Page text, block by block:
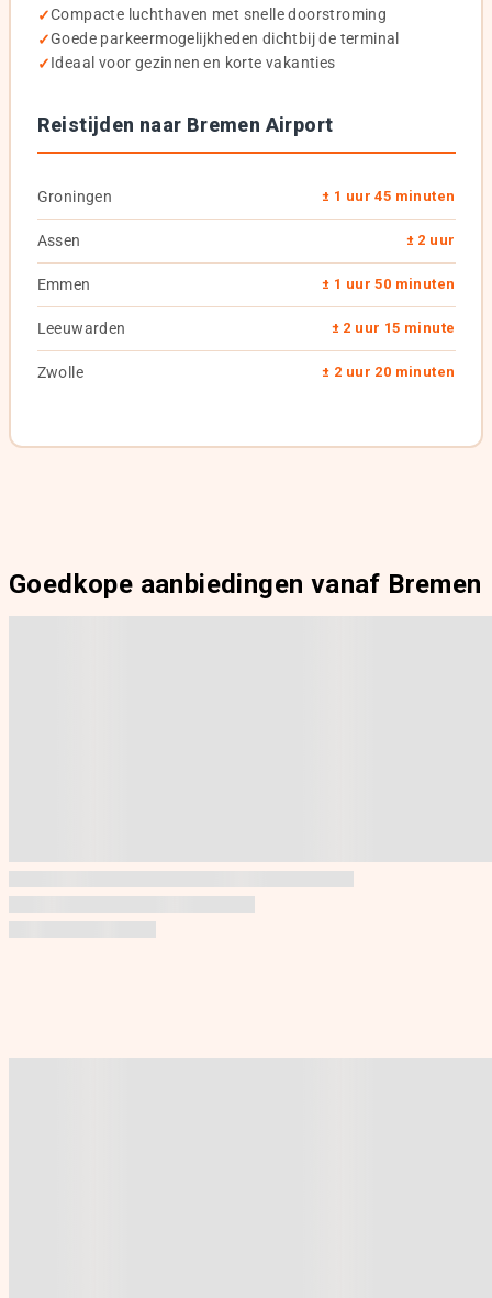
Compacte luchthaven met snelle doorstroming
Goede parkeermogelijkheden dichtbij de terminal
Ideaal voor gezinnen en korte vakanties
Reistijden naar Bremen Airport
Groningen ± 1 uur 45 minuten
Assen ± 2 uur
Emmen ± 1 uur 50 minuten
Leeuwarden ± 2 uur 15 minute
Zwolle ± 2 uur 20 minuten
Goedkope aanbiedingen vanaf Bremen